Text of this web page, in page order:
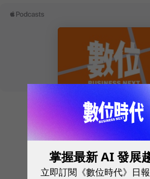
往下滑看下一篇文章
掌握最新 AI 發展
立即訂閱《數位時代》日